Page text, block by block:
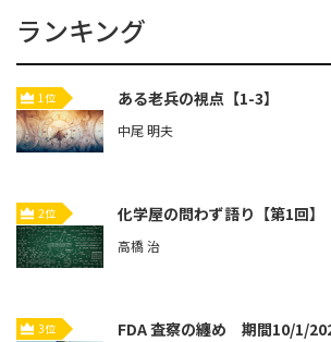
ランキング
1位 ある老兵の視点【1-3】
中尾 明夫
2位 化学屋の問わず語り【第1回】
高橋 治
3位 FDA 査察の纏め 期間10/1/